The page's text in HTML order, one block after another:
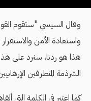
وقال السيسي "ستقوم
واستعادة الأمن والاستقرار
هذا هو ردنا، سنرد على
الشرذمة المتطرفين
كما اعتبر في الكلمة التي